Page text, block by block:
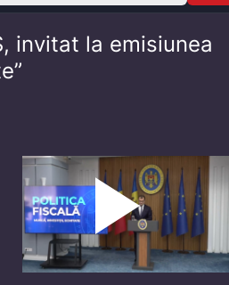
invitat la emisiunea